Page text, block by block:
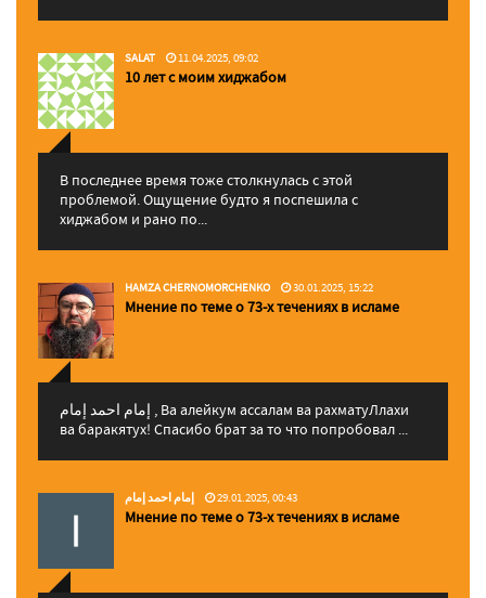
SALAT 11.04.2025, 09:02
10 лет с моим хиджабом
В последнее время тоже столкнулась с этой
проблемой. Ощущение будто я поспешила с
хиджабом и рано по...
HAMZA CHERNOMORCHENKO 30.01.2025, 15:22
Мнение по теме о 73-х течениях в исламе
إمام احمد إمام , Ва алейкум ассалам ва рахматуЛлахи
ва баракятух! Спасибо брат за то что попробовал ...
إمام احمد إمام 29.01.2025, 00:43
Мнение по теме о 73-х течениях в исламе